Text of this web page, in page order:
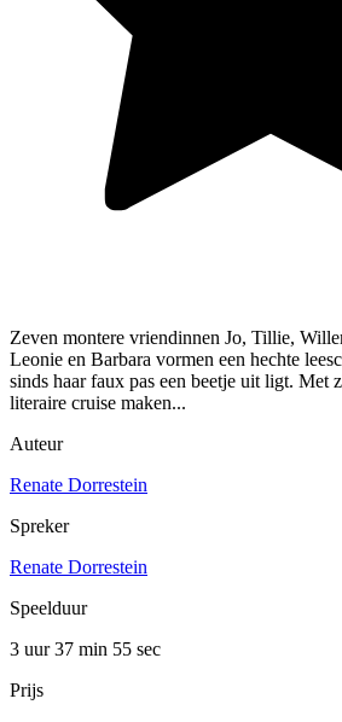
Zeven montere vriendinnen Jo, Tillie,
Leonie en Barbara vormen een hechte
sinds haar faux pas een beetje uit ligt. Met
literaire cruise maken...
Auteur
Renate Dorrestein
Spreker
Renate Dorrestein
Speelduur
3 uur 37 min 55 sec
Prijs